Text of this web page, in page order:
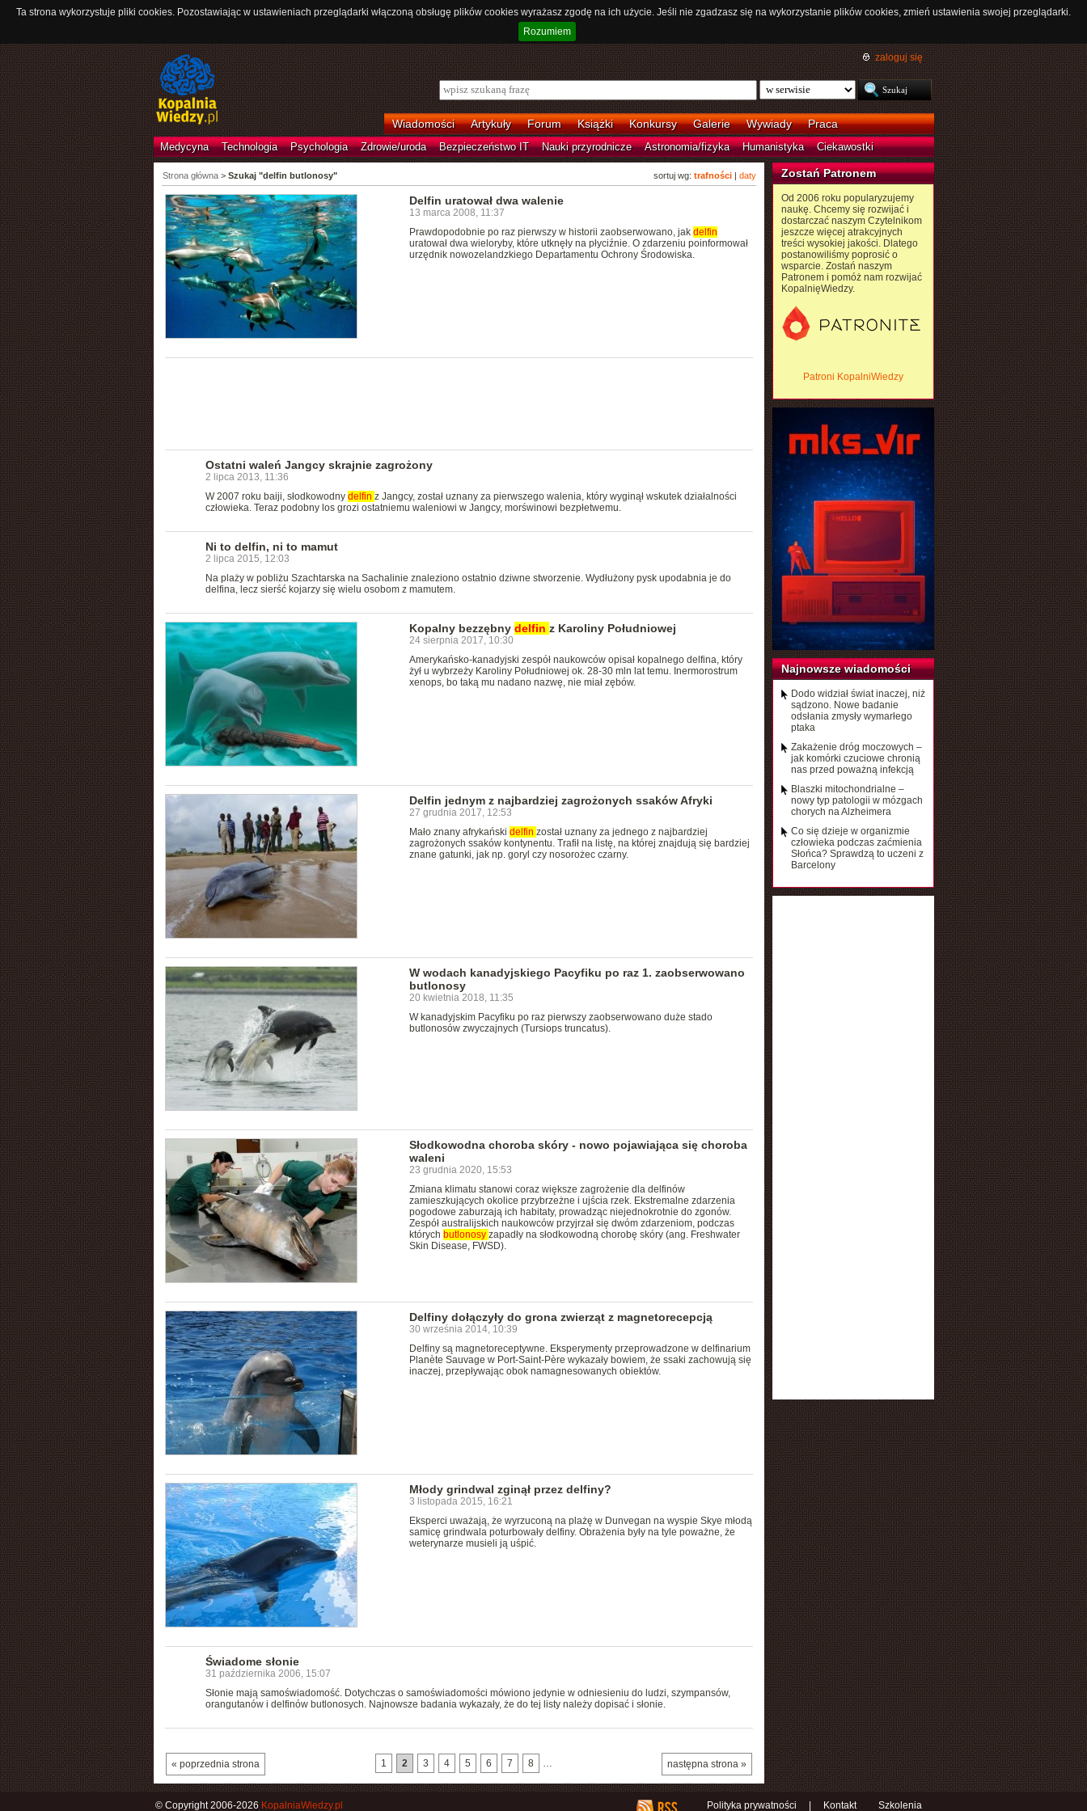
Ta strona wykorzystuje pliki cookies. Pozostawiając w ustawieniach przeglądarki włączoną obsługę plików cookies wyrażasz zgodę na ich użycie. Jeśli nie zgadzasz się na wykorzystanie plików cookies, zmień ustawienia swojej przeglądarki.
Rozumiem
zaloguj się
Wiadomości Artykuły Forum Książki Konkursy Galerie Wywiady Praca
Medycyna Technologia Psychologia Zdrowie/uroda Bezpieczeństwo IT Nauki przyrodnicze Astronomia/fizyka Humanistyka Ciekawostki
sortuj wg: trafności| daty
Strona główna> Szukaj "delfin butlonosy"
Delfin uratował dwa walenie
13 marca 2008, 11:37
Prawdopodobnie po raz pierwszy w historii zaobserwowano, jak delfin
uratował dwa wieloryby, które utknęły na płyciźnie. O zdarzeniu poinformował
urzędnik nowozelandzkiego Departamentu Ochrony Środowiska.
Ostatni waleń Jangcy skrajnie zagrożony
2 lipca 2013, 11:36
W 2007 roku baiji, słodkowodny delfin z Jangcy, został uznany za pierwszego walenia, który wyginął wskutek działalności
człowieka. Teraz podobny los grozi ostatniemu waleniowi w Jangcy, morświnowi bezpłetwemu.
Ni to delfin, ni to mamut
2 lipca 2015, 12:03
Na plaży w pobliżu Szachtarska na Sachalinie znaleziono ostatnio dziwne stworzenie. Wydłużony pysk upodabnia je do
delfina, lecz sierść kojarzy się wielu osobom z mamutem.
Kopalny bezzębny delfin z Karoliny Południowej
24 sierpnia 2017, 10:30
Amerykańsko-kanadyjski zespół naukowców opisał kopalnego delfina, który
żył u wybrzeży Karoliny Południowej ok. 28-30 mln lat temu. Inermorostrum
xenops, bo taką mu nadano nazwę, nie miał zębów.
Delfin jednym z najbardziej zagrożonych ssaków Afryki
27 grudnia 2017, 12:53
Mało znany afrykański delfin został uznany za jednego z najbardziej
zagrożonych ssaków kontynentu. Trafił na listę, na której znajdują się bardziej
znane gatunki, jak np. goryl czy nosorożec czarny.
W wodach kanadyjskiego Pacyfiku po raz 1. zaobserwowano
butlonosy
20 kwietnia 2018, 11:35
W kanadyjskim Pacyfiku po raz pierwszy zaobserwowano duże stado
butlonosów zwyczajnych (Tursiops truncatus).
Słodkowodna choroba skóry - nowo pojawiająca się choroba
waleni
23 grudnia 2020, 15:53
Zmiana klimatu stanowi coraz większe zagrożenie dla delfinów
zamieszkujących okolice przybrzeżne i ujścia rzek. Ekstremalne zdarzenia
pogodowe zaburzają ich habitaty, prowadząc niejednokrotnie do zgonów.
Zespół australijskich naukowców przyjrzał się dwóm zdarzeniom, podczas
których butlonosy zapadły na słodkowodną chorobę skóry (ang. Freshwater
Skin Disease, FWSD).
Delfiny dołączyły do grona zwierząt z magnetorecepcją
30 września 2014, 10:39
Delfiny są magnetoreceptywne. Eksperymenty przeprowadzone w delfinarium
Planète Sauvage w Port-Saint-Père wykazały bowiem, że ssaki zachowują się
inaczej, przepływając obok namagnesowanych obiektów.
Młody grindwal zginął przez delfiny?
3 listopada 2015, 16:21
Eksperci uważają, że wyrzuconą na plażę w Dunvegan na wyspie Skye młodą
samicę grindwala poturbowały delfiny. Obrażenia były na tyle poważne, że
weterynarze musieli ją uśpić.
Świadome słonie
31 października 2006, 15:07
Słonie mają samoświadomość. Dotychczas o samoświadomości mówiono jedynie w odniesieniu do ludzi, szympansów,
orangutanów i delfinów butlonosych. Najnowsze badania wykazały, że do tej listy należy dopisać i słonie.
« poprzednia strona następna strona »
1 2 3 4 5 6 7 8 …
Zostań Patronem
Od 2006 roku popularyzujemy
naukę. Chcemy się rozwijać i
dostarczać naszym Czytelnikom
jeszcze więcej atrakcyjnych
treści wysokiej jakości. Dlatego
postanowiliśmy poprosić o
wsparcie. Zostań naszym
Patronem i pomóż nam rozwijać
KopalnięWiedzy.
Patroni KopalniWiedzy
Najnowsze wiadomości
Dodo widział świat inaczej, niż
sądzono. Nowe badanie
odsłania zmysły wymarłego
ptaka
Zakażenie dróg moczowych –
jak komórki czuciowe chronią
nas przed poważną infekcją
Blaszki mitochondrialne –
nowy typ patologii w mózgach
chorych na Alzheimera
Co się dzieje w organizmie
człowieka podczas zaćmienia
Słońca? Sprawdzą to uczeni z
Barcelony
Polityka prywatności Kontakt Szkolenia
© Copyright 2006-2026 KopalniaWiedzy.pl